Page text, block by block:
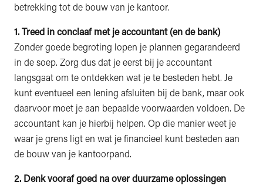
betrekking tot de bouw van je kantoor.
1. Treed in conclaaf met je accountant (en de bank)
Zonder goede begroting lopen je plannen gegarandeerd
in de soep. Zorg dus dat je eerst bij je accountant
langsgaat om te ontdekken wat je te besteden hebt. Je
kunt eventueel een lening afsluiten bij de bank, maar ook
daarvoor moet je aan bepaalde voorwaarden voldoen. De
accountant kan je hierbij helpen. Op die manier weet je
waar je grens ligt en wat je financieel kunt besteden aan
de bouw van je kantoorpand.
2. Denk vooraf goed na over duurzame oplossingen